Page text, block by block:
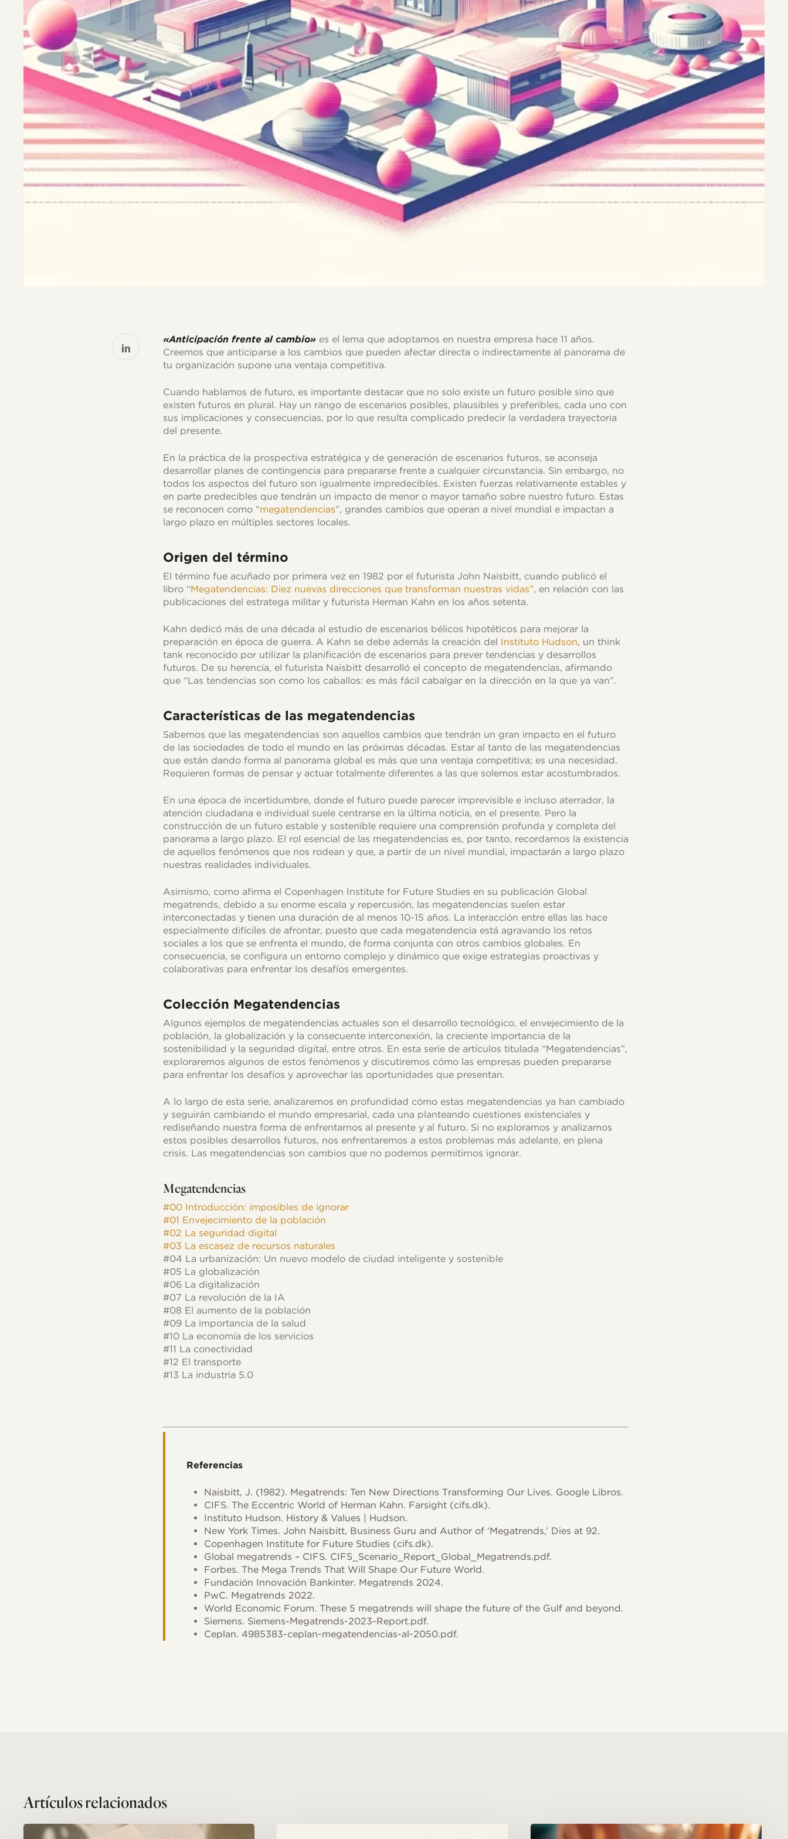
«Anticipación frente al cambio» es el lema que adoptamos en nuestra empresa hace 11 años.
Creemos que anticiparse a los cambios que pueden afectar directa o indirectamente al panorama de
tu organización supone una ventaja competitiva.
Cuando hablamos de futuro, es importante destacar que no solo existe un futuro posible sino que
existen futuros en plural. Hay un rango de escenarios posibles, plausibles y preferibles, cada uno con
sus implicaciones y consecuencias, por lo que resulta complicado predecir la verdadera trayectoria
del presente.
En la práctica de la prospectiva estratégica y de generación de escenarios futuros, se aconseja
desarrollar planes de contingencia para prepararse frente a cualquier circunstancia. Sin embargo, no
todos los aspectos del futuro son igualmente impredecibles. Existen fuerzas relativamente estables y
en parte predecibles que tendrán un impacto de menor o mayor tamaño sobre nuestro futuro. Estas
se reconocen como “megatendencias”, grandes cambios que operan a nivel mundial e impactan a
largo plazo en múltiples sectores locales.
Origen del término
El término fue acuñado por primera vez en 1982 por el futurista John Naisbitt, cuando publicó el
libro “Megatendencias: Diez nuevas direcciones que transforman nuestras vidas”, en relación con las
publicaciones del estratega militar y futurista Herman Kahn en los años setenta.
Kahn dedicó más de una década al estudio de escenarios bélicos hipotéticos para mejorar la
preparación en época de guerra. A Kahn se debe además la creación del Instituto Hudson, un think
tank reconocido por utilizar la planificación de escenarios para prever tendencias y desarrollos
futuros. De su herencia, el futurista Naisbitt desarrolló el concepto de megatendencias, afirmando
que “Las tendencias son como los caballos: es más fácil cabalgar en la dirección en la que ya van”.
Características de las megatendencias
Sabemos que las megatendencias son aquellos cambios que tendrán un gran impacto en el futuro
de las sociedades de todo el mundo en las próximas décadas. Estar al tanto de las megatendencias
que están dando forma al panorama global es más que una ventaja competitiva; es una necesidad.
Requieren formas de pensar y actuar totalmente diferentes a las que solemos estar acostumbrados.
En una época de incertidumbre, donde el futuro puede parecer imprevisible e incluso aterrador, la
atención ciudadana e individual suele centrarse en la última noticia, en el presente. Pero la
construcción de un futuro estable y sostenible requiere una comprensión profunda y completa del
panorama a largo plazo. El rol esencial de las megatendencias es, por tanto, recordarnos la existencia
de aquellos fenómenos que nos rodean y que, a partir de un nivel mundial, impactarán a largo plazo
nuestras realidades individuales.
Asimismo, como afirma el Copenhagen Institute for Future Studies en su publicación Global
megatrends, debido a su enorme escala y repercusión, las megatendencias suelen estar
interconectadas y tienen una duración de al menos 10-15 años. La interacción entre ellas las hace
especialmente difíciles de afrontar, puesto que cada megatendencia está agravando los retos
sociales a los que se enfrenta el mundo, de forma conjunta con otros cambios globales. En
consecuencia, se configura un entorno complejo y dinámico que exige estrategias proactivas y
colaborativas para enfrentar los desafíos emergentes.
Colección Megatendencias
Algunos ejemplos de megatendencias actuales son el desarrollo tecnológico, el envejecimiento de la
población, la globalización y la consecuente interconexión, la creciente importancia de la
sostenibilidad y la seguridad digital, entre otros. En esta serie de artículos titulada “Megatendencias”,
exploraremos algunos de estos fenómenos y discutiremos cómo las empresas pueden prepararse
para enfrentar los desafíos y aprovechar las oportunidades que presentan.
A lo largo de esta serie, analizaremos en profundidad cómo estas megatendencias ya han cambiado
y seguirán cambiando el mundo empresarial, cada una planteando cuestiones existenciales y
rediseñando nuestra forma de enfrentarnos al presente y al futuro. Si no exploramos y analizamos
estos posibles desarrollos futuros, nos enfrentaremos a estos problemas más adelante, en plena
crisis. Las megatendencias son cambios que no podemos permitirnos ignorar.
Megatendencias
#00 Introducción: imposibles de ignorar
#01 Envejecimiento de la población
#02 La seguridad digital
#03 La escasez de recursos naturales
#04 La urbanización: Un nuevo modelo de ciudad inteligente y sostenible
#05 La globalización
#06 La digitalización
#07 La revolución de la IA
#08 El aumento de la población
#09 La importancia de la salud
#10 La economía de los servicios
#11 La conectividad
#12 El transporte
#13 La industria 5.0
Referencias
Naisbitt, J. (1982). Megatrends: Ten New Directions Transforming Our Lives. Google Libros.
CIFS. The Eccentric World of Herman Kahn. Farsight (cifs.dk).
Instituto Hudson. History & Values | Hudson.
New York Times. John Naisbitt, Business Guru and Author of ‘Megatrends,’ Dies at 92.
Copenhagen Institute for Future Studies (cifs.dk).
Global megatrends – CIFS. CIFS_Scenario_Report_Global_Megatrends.pdf.
Forbes. The Mega Trends That Will Shape Our Future World.
Fundación Innovación Bankinter. Megatrends 2024.
PwC. Megatrends 2022.
World Economic Forum. These 5 megatrends will shape the future of the Gulf and beyond.
Siemens. Siemens-Megatrends-2023-Report.pdf.
Ceplan. 4985383-ceplan-megatendencias-al-2050.pdf.
¿Cuántos
Megatendencias